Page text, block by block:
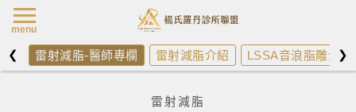
❮ 雷射減脂-醫師專欄 雷射減脂介紹 LSSA音浪脂雕介紹
❯
雷射減脂
menu